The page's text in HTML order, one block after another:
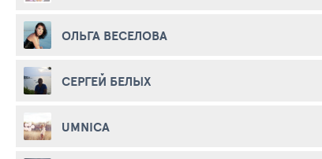
ОЛЬГА ВЕСЕЛОВА
СЕРГЕЙ БЕЛЫХ
UMNICA